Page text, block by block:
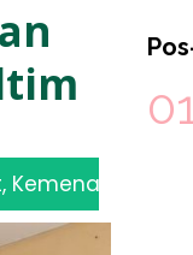
Verifikasi